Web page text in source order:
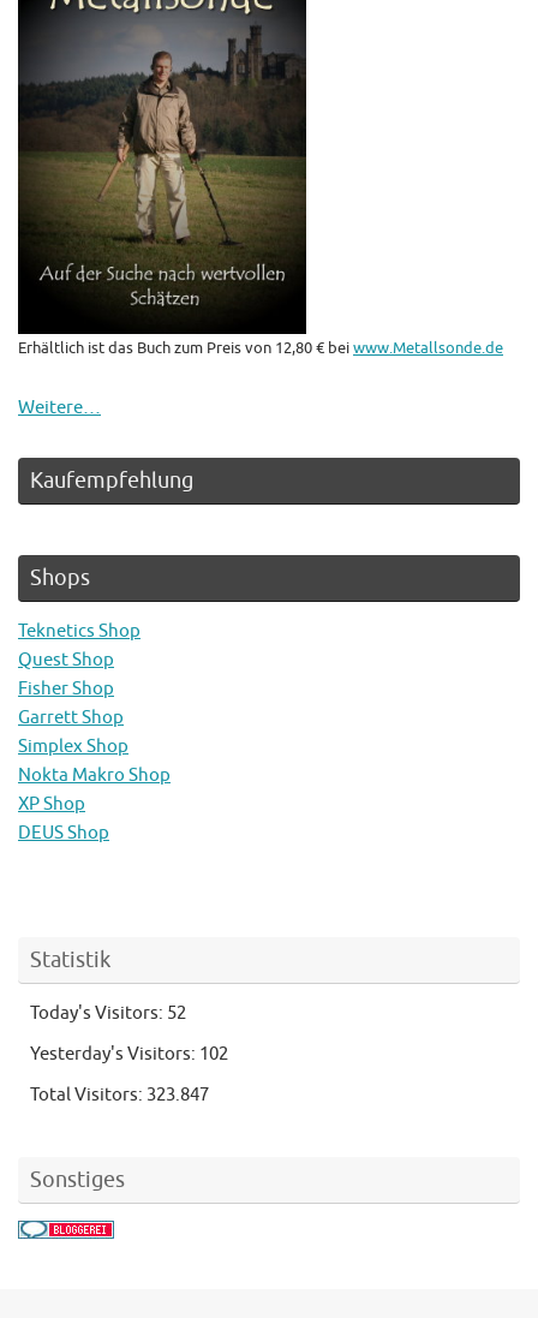
Erhältlich ist das Buch zum Preis von 12,80 € beiwww.Metallsonde.de
Weitere…
Kaufempfehlung
Shops
Teknetics Shop
Quest Shop
Fisher Shop
Garrett Shop
Simplex Shop
Nokta Makro Shop
XP Shop
DEUS Shop
Statistik
Today's Visitors: 52
Yesterday's Visitors: 102
Total Visitors: 323.847
Sonstiges